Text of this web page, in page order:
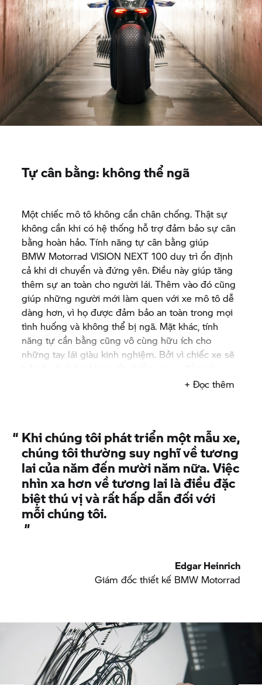
Tự cân bằng: không thể ngã
Một chiếc mô tô không cần chân chống. Thật sự
không cần khi có hệ thống hỗ trợ đảm bảo sự cân
bằng hoàn hảo. Tính năng tự cân bằng giúp
BMW Motorrad VISION NEXT 100 duy trì ổn định
cả khi di chuyển và đứng yên. Điều này giúp tăng
thêm sự an toàn cho người lái. Thêm vào đó cũng
giúp những người mới làm quen với xe mô tô dễ
dàng hơn, vì họ được đảm bảo an toàn trong mọi
tình huống và không thể bị ngã. Mặt khác, tính
năng tự cần bằng cũng vô cùng hữu ích cho
những tay lái giàu kinh nghiệm. Bởi vì chiếc xe sẽ
nghiệm lái năng động và thú vị. Các hệ thống hỗ
chuyến đi trở thành một trải nghiệm tự do thuần
túy từ khi bắt đầu đến khi kết thúc.
+ Đọc thêm
“ Khi chúng tôi phát triển một mẫu xe,
chúng tôi thường suy nghĩ về tương
lai của năm đến mười năm nữa. Việc
nhìn xa hơn về tương lai là điều đặc
biệt thú vị và rất hấp dẫn đối với
mỗi chúng tôi.
”
Edgar Heinrich
Giám đốc thiết kế BMW Motorrad